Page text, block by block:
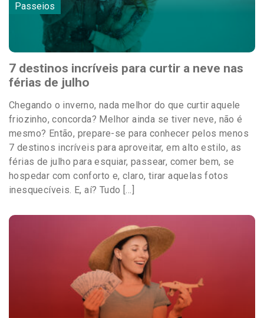
Passeios
7 destinos incríveis para curtir a neve nas
férias de julho
Chegando o inverno, nada melhor do que curtir aquele
friozinho, concorda? Melhor ainda se tiver neve, não é
mesmo? Então, prepare-se para conhecer pelos menos
7 destinos incríveis para aproveitar, em alto estilo, as
férias de julho para esquiar, passear, comer bem, se
hospedar com conforto e, claro, tirar aquelas fotos
inesquecíveis. E, aí? Tudo […]